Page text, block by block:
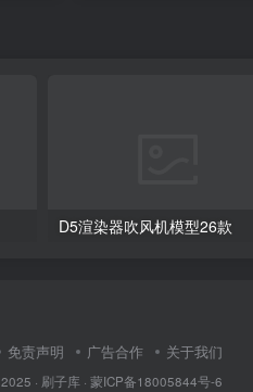
D5渲染器吹风机模型26款
免责声明 广告合作 关于我们
· 刷子库 · 蒙ICP备18005844号-6